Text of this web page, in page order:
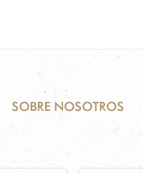
SOBRE NOSOTROS